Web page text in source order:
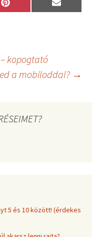
Share
on
P
i
e
s
t
Share
on
E
m
kopogtató
a mobiloddal? →
5 és 10 között! (érdekes